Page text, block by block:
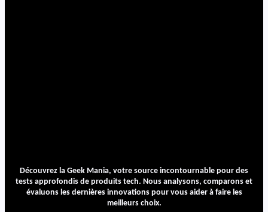
Découvrez la Geek Mania, votre source incontournable pour des
tests approfondis de produits tech. Nous analysons, comparons et
évaluons les dernières innovations pour vous aider à faire les
meilleurs choix.